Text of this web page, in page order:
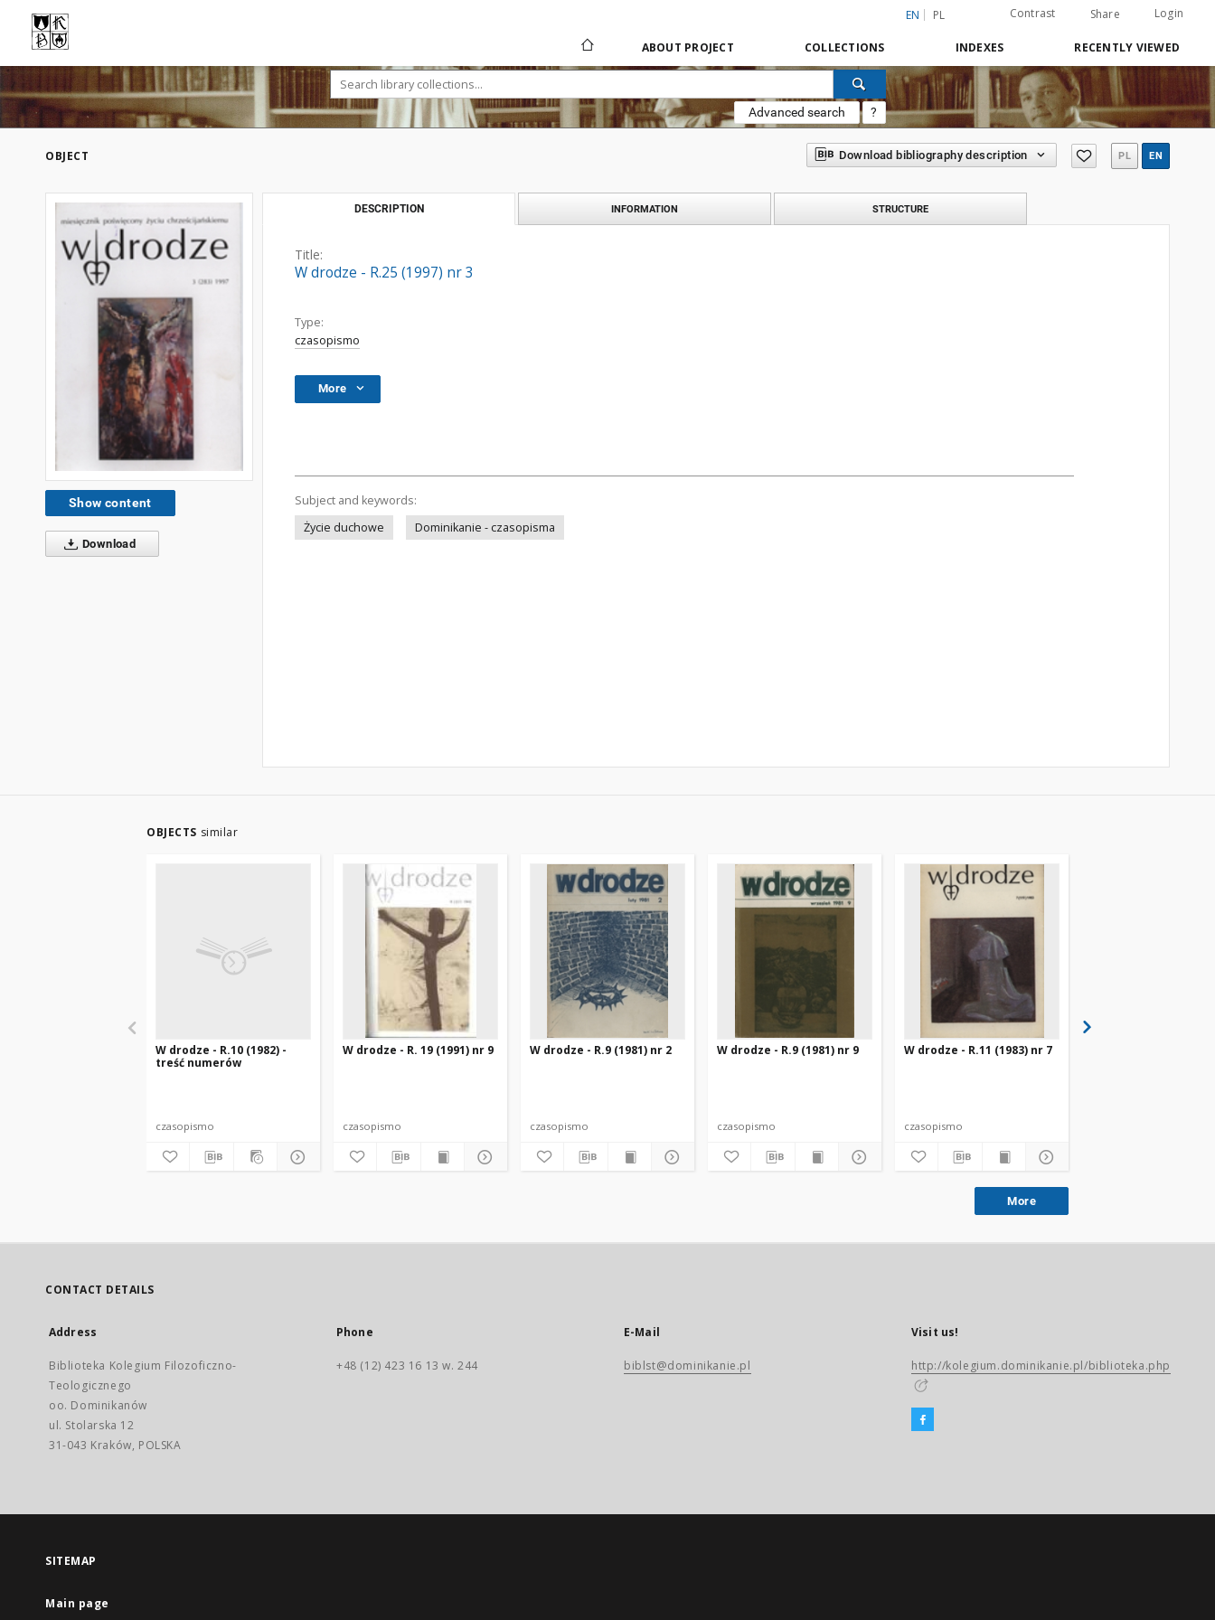
EN PL Contrast Share Login
ABOUT PROJECT COLLECTIONS INDEXES RECENTLY VIEWED
Advanced search ?
OBJECT Download bibliography description PL EN
Show content
Download
DESCRIPTION INFORMATION STRUCTURE
Title:
W drodze - R.25 (1997) nr 3
Type:
czasopismo
More
Subject and keywords:
Życie duchowe
Dominikanie - czasopisma
OBJECTS similar
W drodze - R.10 (1982) -
treść numerów
czasopismo
W drodze - R. 19 (1991) nr 9
czasopismo
W drodze - R.9 (1981) nr 2
czasopismo
W drodze - R.9 (1981) nr 9
czasopismo
W drodze - R.11 (1983) nr 7
czasopismo
More
CONTACT DETAILS
Address
Biblioteka Kolegium Filozoficzno-
Teologicznego
oo. Dominikanów
ul. Stolarska 12
31-043 Kraków, POLSKA
Phone
+48 (12) 423 16 13 w. 244
E-Mail
biblst@dominikanie.pl
Visit us!
http://kolegium.dominikanie.pl/biblioteka.php
SITEMAP
Main page